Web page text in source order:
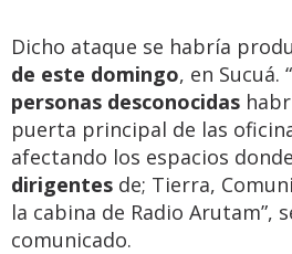
Dicho ataque se habría
de este domingo, en Sucuá.
personas desconocidas
puerta principal de las
afectando los espacios donde
dirigentes de; Tierra,
la cabina de Radio Arutam”,
comunicado.